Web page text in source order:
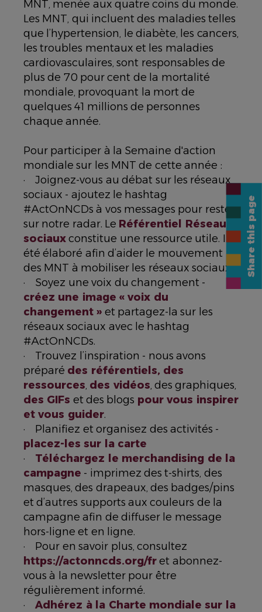
MNT, menée aux quatre coins du monde.
Les MNT, qui incluent des maladies telles
que l’hypertension, le diabète, les cancers,
les troubles mentaux et les maladies
cardiovasculaires, sont responsables de
plus de 70 pour cent de la mortalité
mondiale, provoquant la mort de
quelques 41 millions de personnes
chaque année.
Pour participer à la Semaine d'action
mondiale sur les MNT de cette année :
· Joignez-vous au débat sur les réseaux
sociaux - ajoutez le hashtag
#ActOnNCDs à vos messages pour rester
sur notre radar. Le Référentiel Réseaux
sociauxconstitue une ressource utile. Il a
été élaboré afin d’aider le mouvement
des MNT à mobiliser les réseaux sociaux.
· Soyez une voix du changement -
créez une image « voix du
changement » et partagez-la sur les
réseaux sociaux avec le hashtag
#ActOnNCDs.
· Trouvez l’inspiration - nous avons
préparé des référentiels, des
ressources, des vidéos, des graphiques,
des GIFs et des blogs pour vous inspirer
et vous guider.
· Planifiez et organisez des activités -
placez-les sur la carte
· Téléchargez le merchandising de la
campagne - imprimez des t-shirts, des
masques, des drapeaux, des badges/pins
et d’autres supports aux couleurs de la
campagne afin de diffuser le message
hors-ligne et en ligne.
· Pour en savoir plus, consultez
https://actonncds.org/fret abonnez-
vous à la newsletter pour être
régulièrement informé.
·Adhérez à la Charte mondiale sur la
Share this page